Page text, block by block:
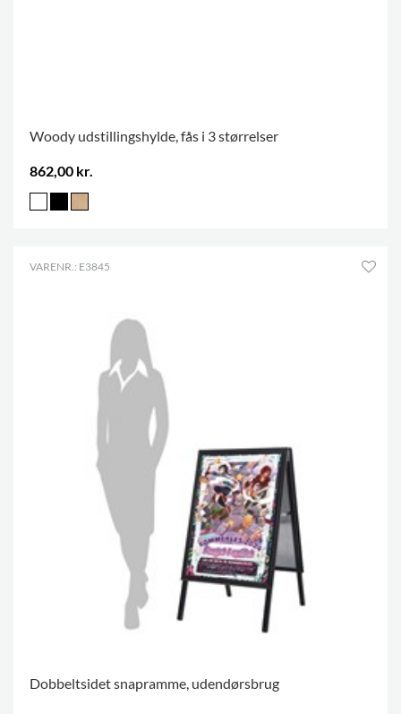
Woody udstillingshylde, fås i 3 størrelser
862,00 kr.
VARENR.: E3845
Dobbeltsidet snapramme, udendørsbrug